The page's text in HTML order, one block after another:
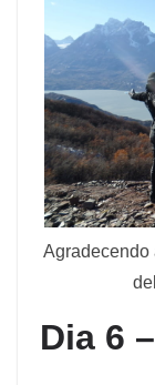
Agradecendo
Dia 6